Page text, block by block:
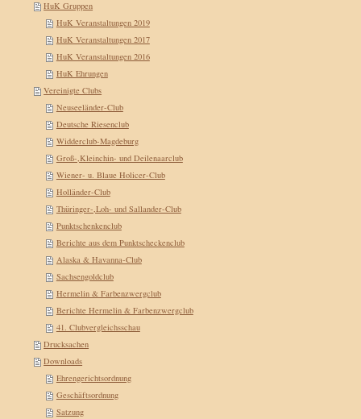
HuK Gruppen
HuK Veranstaltungen 2019
HuK Veranstaltungen 2017
HuK Veranstaltungen 2016
HuK Ehrungen
Vereinigte Clubs
Neuseeländer-Club
Deutsche Riesenclub
Widderclub-Magdeburg
Groß-,Kleinchin- und Deilenaarclub
Wiener- u. Blaue Holicer-Club
Holländer-Club
Thüringer-,Loh- und Sallander-Club
Punktschenkenclub
Berichte aus dem Punktscheckenclub
Alaska & Havanna-Club
Sachsengoldclub
Hermelin & Farbenzwergclub
Berichte Hermelin & Farbenzwergclub
41. Clubvergleichsschau
Drucksachen
Downloads
Ehrengerichtsordnung
Geschäftsordnung
Satzung